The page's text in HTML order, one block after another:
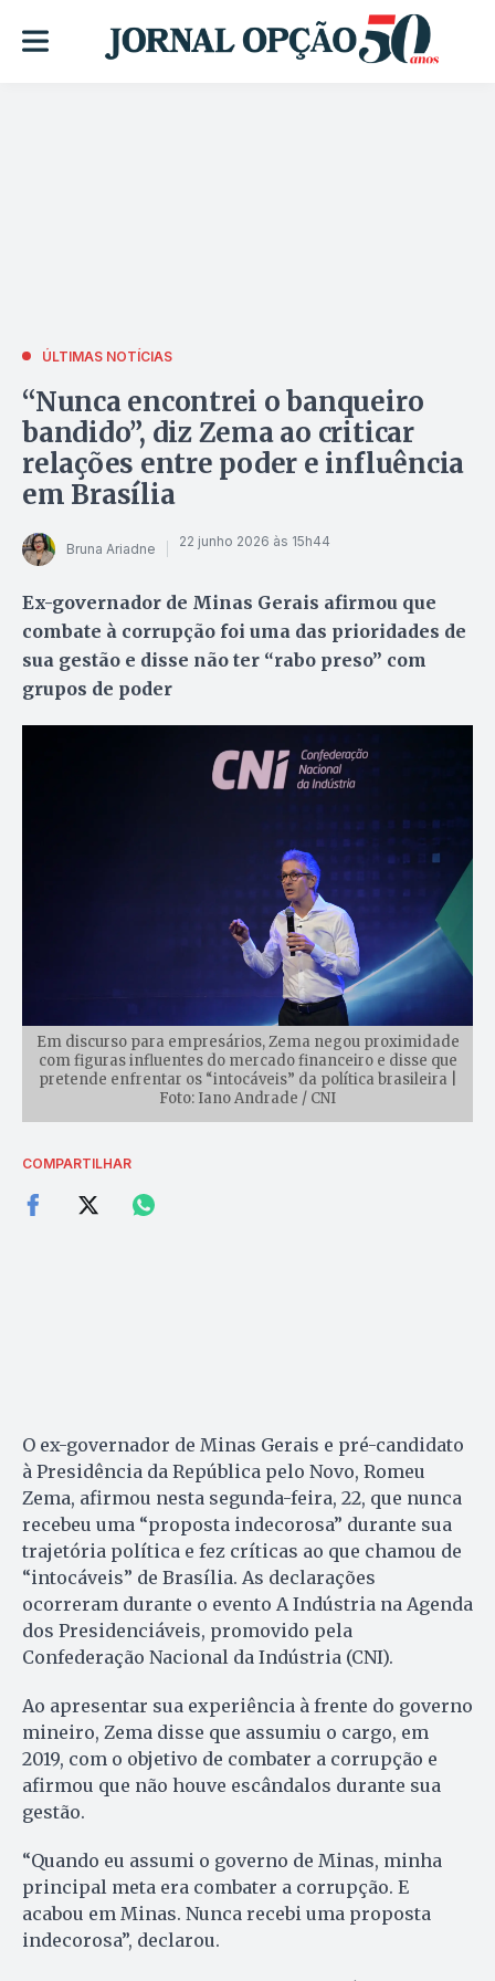
ÚLTIMAS NOTÍCIAS
“Nunca encontrei o banqueiro
bandido”, diz Zema ao criticar
relações entre poder e influência
em Brasília
Bruna Ariadne 22 junho 2026 às 15h44
Ex-governador de Minas Gerais afirmou que
combate à corrupção foi uma das prioridades de
sua gestão e disse não ter “rabo preso” com
grupos de poder
Em discurso para empresários, Zema negou proximidade
com figuras influentes do mercado financeiro e disse que
pretende enfrentar os “intocáveis” da política brasileira |
Foto: Iano Andrade / CNI
COMPARTILHAR
O ex-governador de Minas Gerais e pré-candidato
à Presidência da República pelo Novo, Romeu
Zema, afirmou nesta segunda-feira, 22, que nunca
recebeu uma “proposta indecorosa” durante sua
trajetória política e fez críticas ao que chamou de
“intocáveis” de Brasília. As declarações
ocorreram durante o evento A Indústria na Agenda
dos Presidenciáveis, promovido pela
Confederação Nacional da Indústria (CNI).
Ao apresentar sua experiência à frente do governo
mineiro, Zema disse que assumiu o cargo, em
2019, com o objetivo de combater a corrupção e
afirmou que não houve escândalos durante sua
gestão.
“Quando eu assumi o governo de Minas, minha
principal meta era combater a corrupção. E
acabou em Minas. Nunca recebi uma proposta
indecorosa”, declarou.